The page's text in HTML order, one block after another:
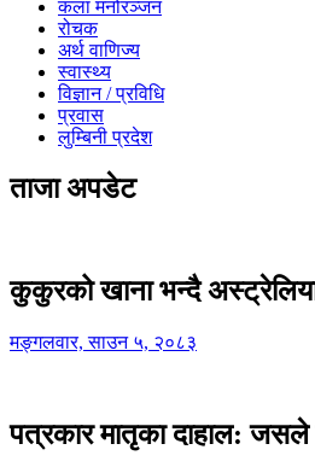
कला मनोरञ्जन
रोचक
अर्थ वाणिज्य
स्वास्थ्य
विज्ञान / प्रविधि
प्रवास
लुम्बिनी प्रदेश
ताजा अपडेट
कुकुरको खाना भन्दै
मङ्गलवार, साउन ५, २०८३
पत्रकार मातृका दाहाल: जसले